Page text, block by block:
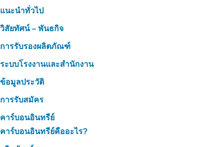
แนะนำทั่วไป
วิสัยทัศน์ – พันธกิจ
การรับรองผลิตภัณฑ์
ระบบโรงงานและสำนักงาน
ข้อมูลประวัติ
การรับสมัคร
คาร์บอนอินทรีย์
คาร์บอนอินทรีย์คืออะไร?